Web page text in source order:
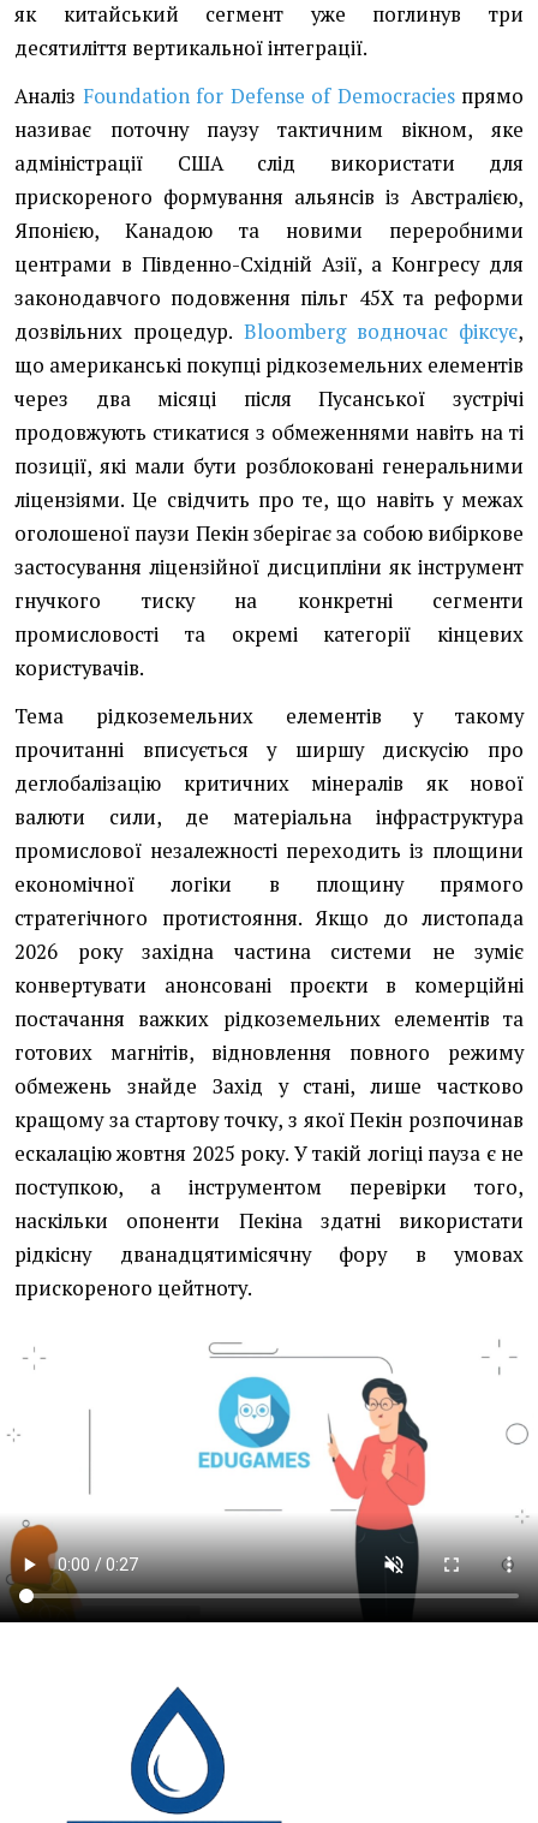
як китайський сегмент уже поглинув три
десятиліття вертикальної інтеграції.
Аналіз Foundation for Defense of Democraciesпрямо
називає поточну паузу тактичним вікном, яке
адміністрації США слід використати для
прискореного формування альянсів із Австралією,
Японією, Канадою та новими переробними
центрами в Південно-Східній Азії, а Конгресу для
законодавчого подовження пільг 45X та реформи
дозвільних процедур. Bloomberg водночас фіксує,
що американські покупці рідкоземельних елементів
через два місяці після Пусанської зустрічі
продовжують стикатися з обмеженнями навіть на ті
позиції, які мали бути розблоковані генеральними
ліцензіями. Це свідчить про те, що навіть у межах
оголошеної паузи Пекін зберігає за собою вибіркове
застосування ліцензійної дисципліни як інструмент
гнучкого тиску на конкретні сегменти
промисловості та окремі категорії кінцевих
користувачів.
Тема рідкоземельних елементів у такому
прочитанні вписується у ширшу дискусію про
деглобалізацію критичних мінералів як нової
валюти сили, де матеріальна інфраструктура
промислової незалежності переходить із площини
економічної логіки в площину прямого
стратегічного протистояння. Якщо до листопада
2026 року західна частина системи не зуміє
конвертувати анонсовані проєкти в комерційні
постачання важких рідкоземельних елементів та
готових магнітів, відновлення повного режиму
обмежень знайде Захід у стані, лише частково
кращому за стартову точку, з якої Пекін розпочинав
ескалацію жовтня 2025 року. У такій логіці пауза є не
поступкою, а інструментом перевірки того,
наскільки опоненти Пекіна здатні використати
рідкісну дванадцятимісячну фору в умовах
прискореного цейтноту.